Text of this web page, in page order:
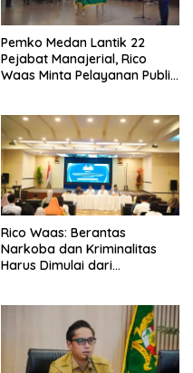
Pemko Medan Lantik 22
Pejabat Manajerial, Rico
Waas Minta Pelayanan Publik
Rico Waas: Berantas
Narkoba dan Kriminalitas
Harus Dimulai dari